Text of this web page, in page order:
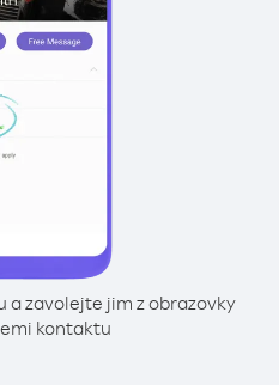
zavolejte jim z obrazovky
kontaktu